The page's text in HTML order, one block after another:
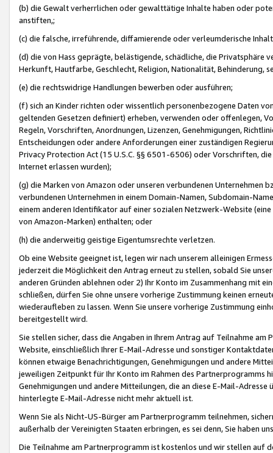
(b) die Gewalt verherrlichen oder gewalttätige Inhalte haben oder
anstiften,;
(c) die falsche, irreführende, diffamierende oder verleumderische
(d) die von Hass geprägte, belästigende, schädliche, die Privatsphäre
Herkunft, Hautfarbe, Geschlecht, Religion, Nationalität, Behinderung,
(e) die rechtswidrige Handlungen bewerben oder ausführen;
(f) sich an Kinder richten oder wissentlich personenbezogene Daten
geltenden Gesetzen definiert) erheben, verwenden oder offenlegen,
Regeln, Vorschriften, Anordnungen, Lizenzen, Genehmigungen,
Entscheidungen oder andere Anforderungen einer zuständigen
Privacy Protection Act (15 U.S.C. §§ 6501-6506) oder Vorschriften,
Internet erlassen wurden);
(g) die Marken von Amazon oder unseren verbundenen Unternehmen
verbundenen Unternehmen in einem Domain-Namen, Subdomain-
einem anderen Identifikator auf einer sozialen Netzwerk-Website
von Amazon-Marken) enthalten; oder
(h) die anderweitig geistige Eigentumsrechte verletzen.
Ob eine Website geeignet ist, legen wir nach unserem alleinigen
jederzeit die Möglichkeit den Antrag erneut zu stellen, sobald Sie
anderen Gründen ablehnen oder 2) Ihr Konto im Zusammenhang mit
schließen, dürfen Sie ohne unsere vorherige Zustimmung keinen
wiederaufleben zu lassen. Wenn Sie unsere vorherige Zustimmung
bereitgestellt wird.
Sie stellen sicher, dass die Angaben in Ihrem Antrag auf Teilnahme
Website, einschließlich Ihrer E-Mail-Adresse und sonstiger
können etwaige Benachrichtigungen, Genehmigungen und andere
jeweiligen Zeitpunkt für Ihr Konto im Rahmen des Partnerprogramms
Genehmigungen und andere Mitteilungen, die an diese E-Mail-
hinterlegte E-Mail-Adresse nicht mehr aktuell ist.
Wenn Sie als Nicht-US-Bürger am Partnerprogramm teilnehmen,
außerhalb der Vereinigten Staaten erbringen, es sei denn, Sie haben
Die Teilnahme am Partnerprogramm ist kostenlos und wir stellen auf